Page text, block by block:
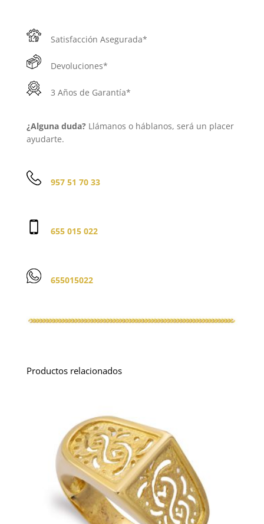
Satisfacción Asegurada*
Devoluciones*
3 Años de Garantía*
¿Alguna duda?Llámanos o háblanos, será un placer
ayudarte.
957 51 70 33
655 015 022
655015022
Productos relacionados